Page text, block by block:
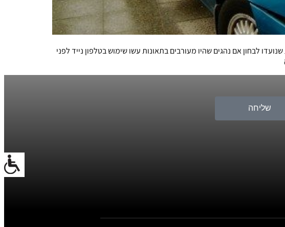
לבחון אם נהגים שהיו מעורבים בתאונות עשו שימוש בטלפון נייד לפני
שליחה